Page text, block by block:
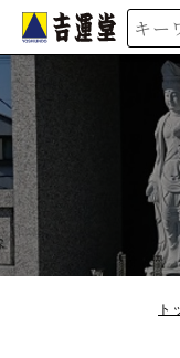
吉運堂
ト